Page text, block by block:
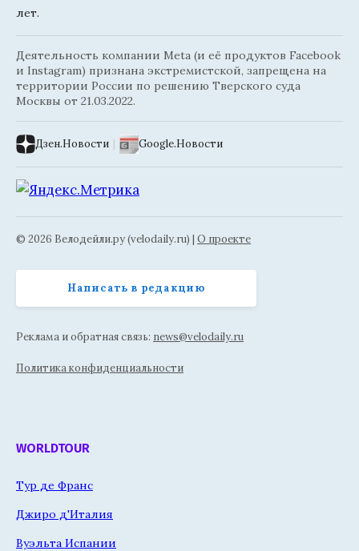
лет.
Деятельность компании Meta (и её продуктов Facebook
и Instagram) признана экстремистской, запрещена на
территории России по решению Тверского суда
Москвы от 21.03.2022.
Дзен.Новости | Google.Новости
© 2026 Велодейли.ру (velodaily.ru) | О проекте
Написать в редакцию
Реклама и обратная связь: news@velodaily.ru
Политика конфиденциальности
WORLDTOUR
Тур де Франс
Джиро д'Италия
Вуэльта Испании